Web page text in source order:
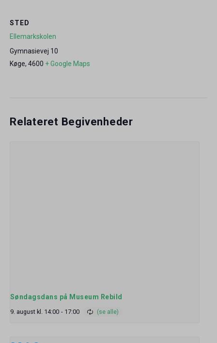
STED
Ellemarkskolen
Gymnasievej 10
Køge, 4600 + Google Maps
Relateret Begivenheder
Søndagsdans på Museum Rebild
9. august kl. 14:00 - 17:00